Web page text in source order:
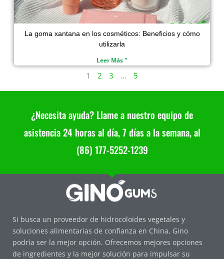
La goma xantana en los cosméticos: Beneficios y cómo
utilizarla
Leer Más "
1 2 3 ... 5
¿Necesita ayuda? Llame a nuestro equipo de
asistencia 24 horas al día, 7 días a la semana, al
(86) 177-5252-1239
Si busca un proveedor de hidrocoloides vegetales y
soluciones alimentarias de confianza en China, Gino
podría ser la mejor opción. Ofrecemos mejores opciones
de ingredientes y la mejor solución para impulsar su